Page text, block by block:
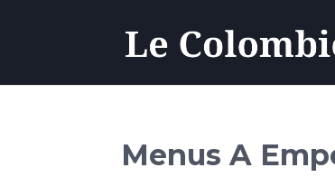
Menus A